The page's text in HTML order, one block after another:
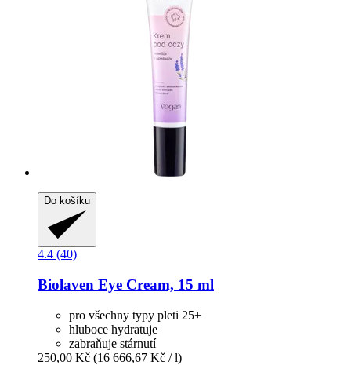
Do košíku
4.4 (40)
Biolaven Eye Cream, 15 ml
pro všechny typy pleti 25+
hluboce hydratuje
zabraňuje stárnutí
250,00 Kč (16 666,67 Kč / l)